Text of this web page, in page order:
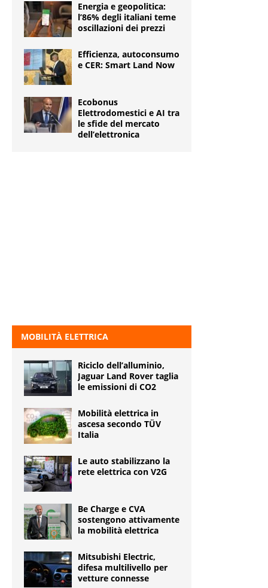
Energia e geopolitica:
l’86% degli italiani teme
oscillazioni dei prezzi
Efficienza, autoconsumo
e CER: Smart Land Now
Ecobonus
Elettrodomestici e AI tra
le sfide del mercato
dell’elettronica
MOBILITÀ ELETTRICA
Riciclo dell’alluminio,
Jaguar Land Rover taglia
le emissioni di CO2
Mobilità elettrica in
ascesa secondo TÜV
Italia
Le auto stabilizzano la
rete elettrica con V2G
Be Charge e CVA
sostengono attivamente
la mobilità elettrica
Mitsubishi Electric,
difesa multilivello per
vetture connesse